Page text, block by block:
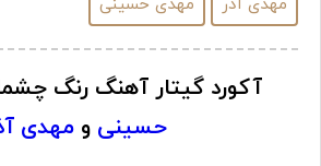
مهدی آذر مهدی حسینی
آکورد گیتار آهنگ رنگ
حسینی و مهدی